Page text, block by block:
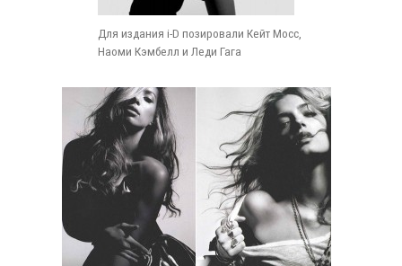
Для издания i-D позировали Кейт Мосс,
Наоми Кэмбелл и Леди Гага